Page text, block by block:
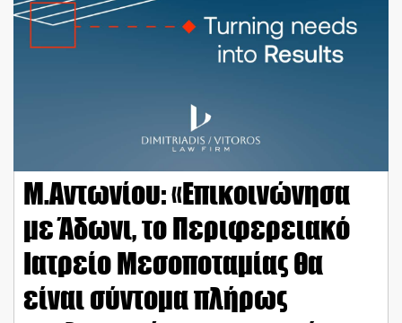
Μ.Αντωνίου: «Επικοινώνησα
με Άδωνι, το Περιφερειακό
Ιατρείο Μεσοποταμίας θα
είναι σύντομα πλήρως